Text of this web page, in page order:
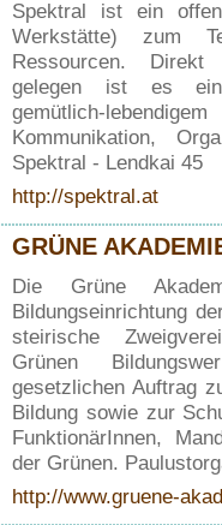
Spektral ist ein
Werkstätte) zum
Ressourcen.
gelegen ist es
gemütlich-
Kommunikation,
Spektral - Lendkai 45
http://spektral.at
GRÜNE
Die Grüne
Bildungseinrichtung
steirische
Grünen
gesetzlichen Auftrag
Bildung sowie zur
FunktionärInnen,
der Grünen.
http://www.gruene-